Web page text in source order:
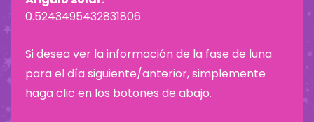
0.5243495432831806
Si desea ver la información de la fase de luna
para el día siguiente/anterior, simplemente
haga clic en los botones de abajo.